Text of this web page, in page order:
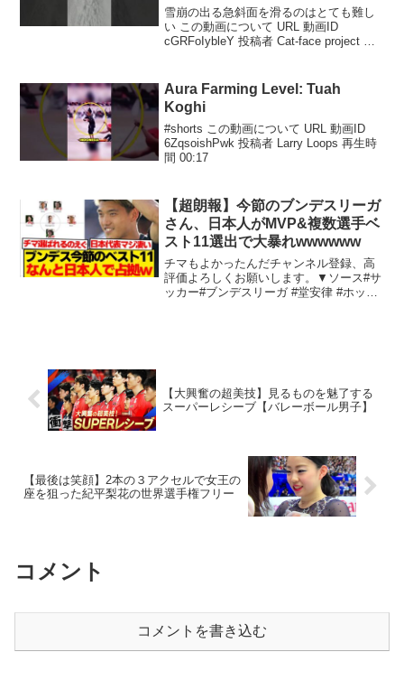
雪崩の出る急斜面を滑るのはとても難し
い この動画について URL 動画ID
cGRFoIybleY 投稿者 Cat-face project 再
Aura Farming Level: Tuah
Koghi
#shorts この動画について URL 動画ID
6ZqsoishPwk 投稿者 Larry Loops 再生時
間 00:17
【超朗報】今節のブンデスリーガ
さん、日本人がMVP&複数選手ベ
スト11選出で大暴れwwwwww
チマもよかったんだチャンネル登録、高
評価よろしくお願いします。▼ソース#サ
ッカー#ブンデスリーガ #堂安律 #ホッヘ
【大興奮の超美技】見るものを魅了する
スーパーレシーブ【バレーボール男子】
【最後は笑顔】2本の３アクセルで女王の
座を狙った紀平梨花の世界選手権フリー
コメント
コメントを書き込む